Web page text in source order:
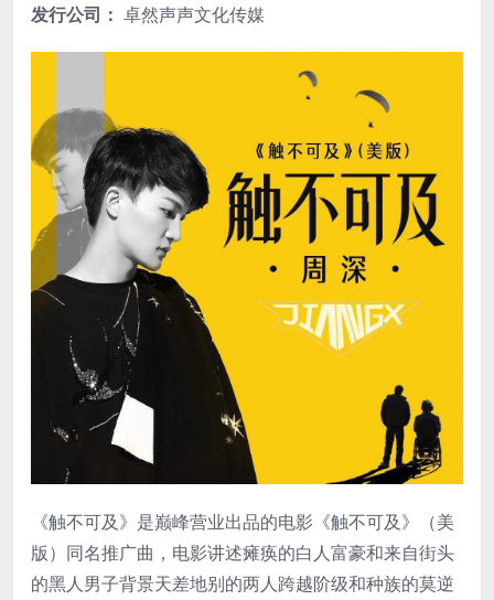
发行公司： 卓然声声文化传媒
《触不可及》是巅峰营业出品的电影《触不可及》（美
版）同名推广曲，电影讲述瘫痪的⽩⼈富豪和来⾃街头
的⿊⼈男子背景天差地别的两⼈跨越阶级和种族的莫逆